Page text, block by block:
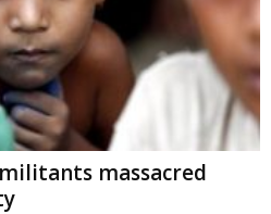
massacred